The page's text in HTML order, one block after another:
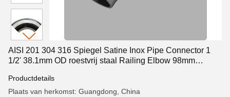
AISI 201 304 316 Spiegel Satine Inox Pipe Connector 1
1/2' 38.1mm OD roestvrij staal Railing Elbow 98mm
Productdetails
Plaats van herkomst: Guangdong, China